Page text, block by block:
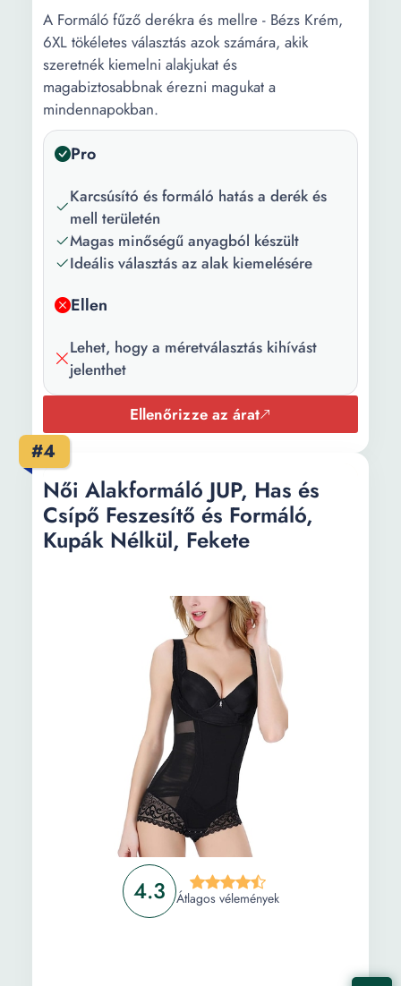
A Formáló fűző derékra és mellre - Bézs Krém,
6XL tökéletes választás azok számára, akik
szeretnék kiemelni alakjukat és
magabiztosabbnak érezni magukat a
mindennapokban.
Pro
Karcsúsító és formáló hatás a derék és
mell területén
Magas minőségű anyagból készült
Ideális választás az alak kiemelésére
Ellen
Lehet, hogy a méretválasztás kihívást
jelenthet
Ellenőrizze az árat
#4
4.3 Átlagos vélemények
Női Alakformáló JUP, Has és
Csípő Feszesítő és Formáló,
Kupák Nélkül, Fekete